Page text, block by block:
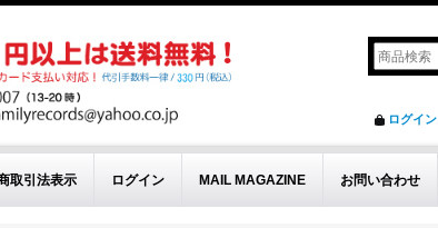
ログイン
取引法表示 ログイン MAIL MAGAZINE お問い合わせ